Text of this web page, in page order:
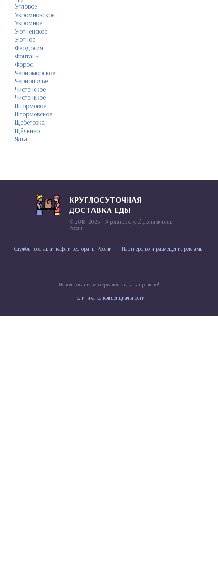
Угловое
Укромновское
Укромное
Уютненское
Уютное
Феодосия
Фонтаны
Форос
Черноморское
Чернополье
Чистенское
Чистенькое
Штормовое
Штормовское
Щебетовка
Щёлкино
Ялта
КРУГЛОСУТОЧНАЯ
ДОСТАВКА ЕДЫ
© 2018–2025 – Агрегатор служб доставки еды
России
Службы доставки, кафе и рестораны России Партнерство и размещение рекламы
Использование материалов сайта запрещено!
Политика конфиденциальности